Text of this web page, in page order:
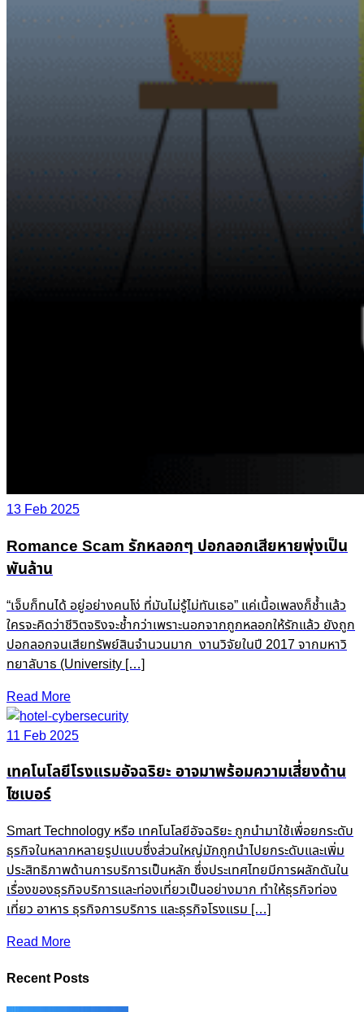
13 Feb 2025
Romance Scam รักหลอกๆ ปอกลอกเสียหายพุ่งเป็น
พันล้าน
“เจ็บก็ทนได้ อยู่อย่างคนโง่ ที่มันไม่รู้ไม่ทันเธอ” แค่เนื้อเพลงก็ช้ำแล้ว
ใครจะคิดว่าชีวิตจริงจะช้ำกว่าเพราะนอกจากถูกหลอกให้รักแล้ว ยังถูก
ปอกลอกจนเสียทรัพย์สินจำนวนมาก งานวิจัยในปี 2017 จากมหาวิ
ทยาลับาธ (University […]
Read More
11 Feb 2025
เทคโนโลยีโรงแรมอัจฉริยะ อาจมาพร้อมความเสี่ยงด้าน
ไซเบอร์
Smart Technology หรือ เทคโนโลยีอัจฉริยะ ถูกนำมาใช้เพื่อยกระดับ
ธุรกิจในหลากหลายรูปแบบซึ่งส่วนใหญ่มักถูกนำไปยกระดับและเพิ่ม
ประสิทธิภาพด้านการบริการเป็นหลัก ซึ่งประเทศไทยมีการผลักดันใน
เรื่องของธุรกิจบริการและท่องเที่ยวเป็นอย่างมาก ทำให้ธุรกิจท่อง
เที่ยว อาหาร ธุรกิจการบริการ และธุรกิจโรงแรม […]
Read More
Recent Posts